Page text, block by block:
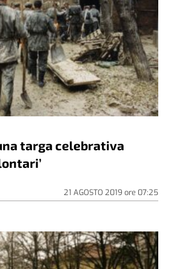
targa celebrativa
21 AGOSTO 2019 ore 07:25